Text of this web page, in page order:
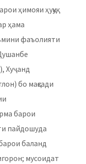
ҳимояи ҳуқуқ
ҳама
фаъолияти
Хуҷанд
бо мақсади
барои
пайдошуда
баланд
мусоидат